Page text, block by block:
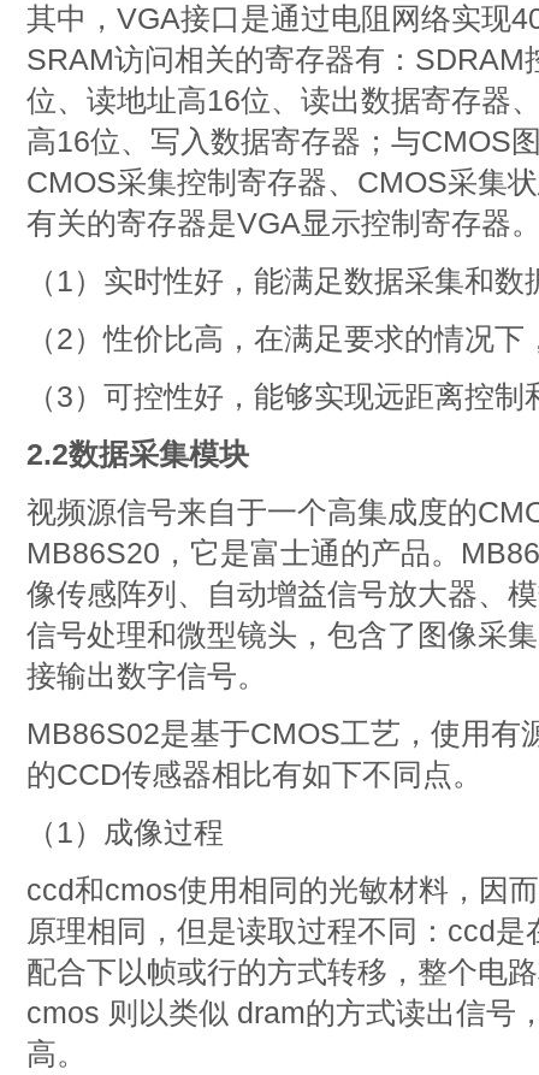
其中，VGA接口是通过电阻网络实现
SRAM访问相关的寄存器有：SDRAM
位、读地址高16位、读出数据寄存器
高16位、写入数据寄存器；与CMOS
CMOS采集控制寄存器、CMOS采集
有关的寄存器是VGA显示控制寄存器
（1）实时性好，能满足数据采集和
（2）性价比高，在满足要求的情况
（3）可控性好，能够实现远距离控制
2.2数据采集模块
视频源信号来自于一个高集成度的
MB86S20，它是富士通的产品。
像传感阵列、自动增益信号放大器、
信号处理和微型镜头，包含了图像采
接输出数字信号。
MB86S02是基于CMOS工艺，使用有
的CCD传感器相比有如下不同点。
（1）成像过程
ccd和cmos使用相同的光敏材料，因
原理相同，但是读取过程不同：ccd
配合下以帧或行的方式转移，整个电
cmos 则以类似 dram的方式读出信号
高。